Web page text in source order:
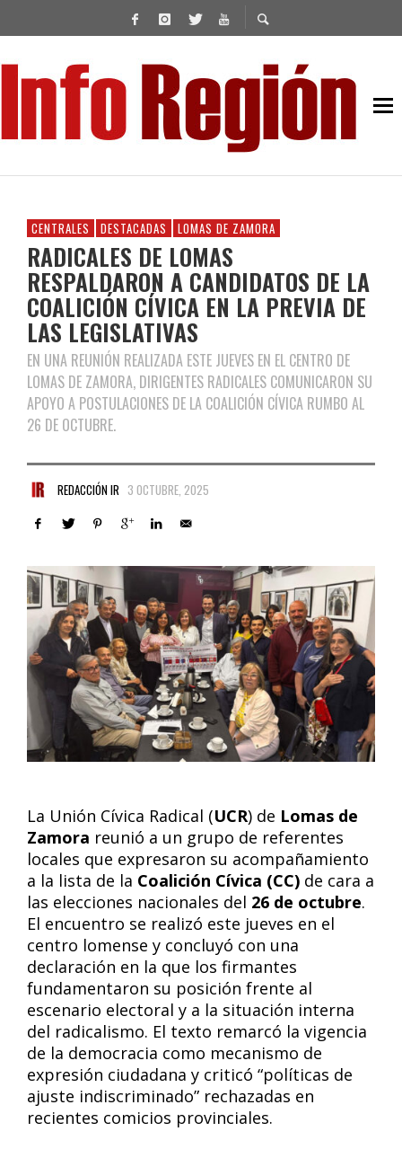
CENTRALES DESTACADAS LOMAS DE ZAMORA
RADICALES DE LOMAS
RESPALDARON A CANDIDATOS DE LA
COALICIÓN CÍVICA EN LA PREVIA DE
LAS LEGISLATIVAS
EN UNA REUNIÓN REALIZADA ESTE JUEVES EN EL CENTRO DE
LOMAS DE ZAMORA, DIRIGENTES RADICALES COMUNICARON SU
APOYO A POSTULACIONES DE LA COALICIÓN CÍVICA RUMBO AL
26 DE OCTUBRE.
REDACCIÓN IR 3 OCTUBRE, 2025
La Unión Cívica Radical (UCR) de Lomas de
Zamora reunió a un grupo de referentes
locales que expresaron su acompañamiento
a la lista de la Coalición Cívica (CC) de cara a
las elecciones nacionales del 26 de octubre.
El encuentro se realizó este jueves en el
centro lomense y concluyó con una
declaración en la que los firmantes
fundamentaron su posición frente al
escenario electoral y a la situación interna
del radicalismo. El texto remarcó la vigencia
de la democracia como mecanismo de
expresión ciudadana y criticó “políticas de
ajuste indiscriminado” rechazadas en
recientes comicios provinciales.